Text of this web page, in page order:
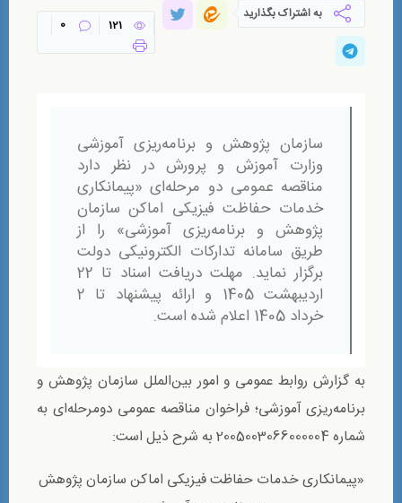
به اشتراک بگذارید
121
0
سازمان پژوهش و برنامه‌ریزی آموزشی
وزارت آموزش و پرورش در نظر دارد
مناقصه عمومی دو مرحله‌ای «پیمانکاری
خدمات حفاظت فیزیکی اماکن سازمان
پژوهش و برنامه‌ریزی آموزشی» را از
طریق سامانه تدارکات الکترونیکی دولت
برگزار نماید. مهلت دریافت اسناد تا 22
اردیبهشت 1405 و ارائه پیشنهاد تا 2
خرداد 1405 اعلام شده است.
به گزارش روابط عمومی و امور بین‌الملل سازمان پژوهش و
برنامه‌ریزی آموزشی؛ فراخوان مناقصه عمومی دو‌مرحله‌ای به
شماره 2005003066000004 به شرح ذيل است:
«پیمانکاری خدمات حفاظت فیزیکی اماکن سازمان پژوهش